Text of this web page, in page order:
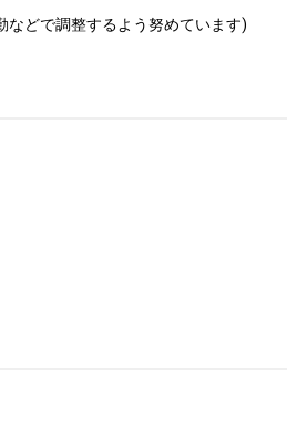
どで調整するよう努めています)